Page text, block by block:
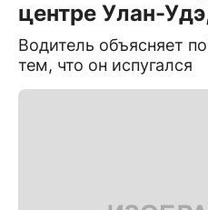
центре Улан-
Водитель объясняет
тем, что он испугался